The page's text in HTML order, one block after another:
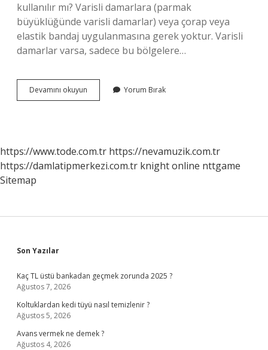
kullanılır mı? Varisli damarlara (parmak
büyüklüğünde varisli damarlar) veya çorap veya
elastik bandaj uygulanmasına gerek yoktur. Varisli
damarlar varsa, sadece bu bölgelere…
Devamını okuyun
Tedavisinden
Çıkarılır
Yorum Bırak
https://www.tode.com.tr https://nevamuzik.com.tr
https://damlatipmerkezi.com.tr knight online nttgame
Sitemap
Sidebar
Son Yazılar
Kaç TL üstü bankadan geçmek zorunda 2025 ?
Ağustos 7, 2026
Koltuklardan kedi tüyü nasıl temizlenir ?
Ağustos 5, 2026
Avans vermek ne demek ?
Ağustos 4, 2026